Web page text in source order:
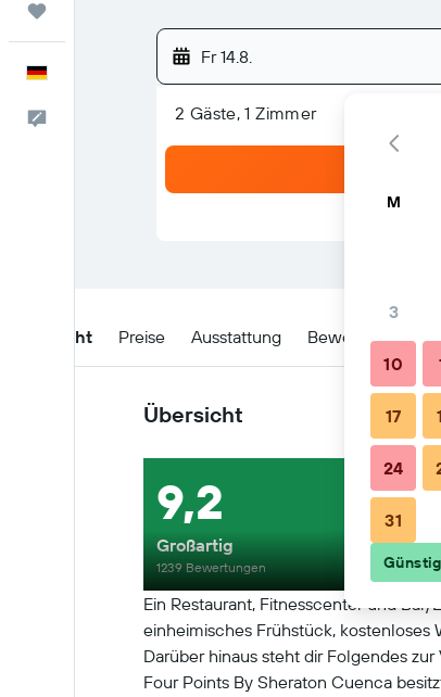
Fr 14.8.
2 Gäste, 1 Zimmer
Übersicht Preise Ausstattung Bewertungen
Übersicht
Ein Restaurant, Fitnesscenter und
einheimisches Frühstück,
Darüber hinaus steht dir Folgendes
Four Points By Sheraton Cuenca
9,2
Großartig
1239 Bewertungen
M
3
10
17
24
31